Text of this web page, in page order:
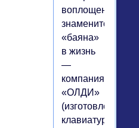
воплощения
знаменитого
«баяна»
в жизнь
—
компания
«ОЛДИ»
(изготовлена
клавиатура